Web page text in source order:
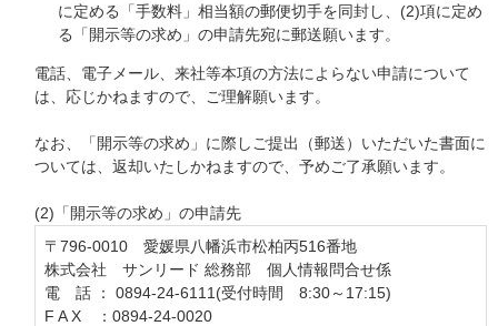
に定める「手数料」相当額の郵便切手を同封し、(2)項に定め
る「開示等の求め」の申請先宛に郵送願います。
電話、電子メール、来社等本項の方法によらない申請について
は、応じかねますので、ご理解願います。
なお、「開示等の求め」に際しご提出（郵送）いただいた書面に
ついては、返却いたしかねますので、予めご了承願います。
(2)「開示等の求め」の申請先
〒796-0010 愛媛県八幡浜市松柏丙516番地
株式会社 サンリード 総務部 個人情報問合せ係
電 話 ： 0894-24-6111(受付時間 8:30～17:15)
F A X ：0894-24-0020